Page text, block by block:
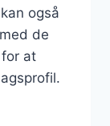
også
de
at